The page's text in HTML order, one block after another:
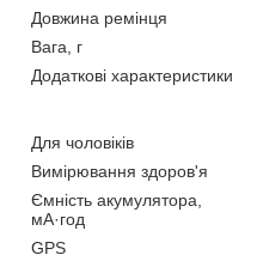
Довжина ремінця
Вага, г
Додаткові характеристики
Для чоловіків
Вимірювання здоров'я
Ємність акумулятора,
мА·год
GPS